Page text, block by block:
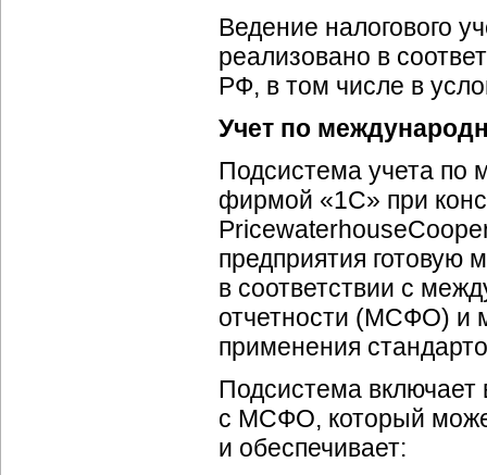
Ведение налогового
реализовано в
РФ, в том числе в
Учет по
Подсистема учета по
фирмой «1С» при
предприятия готовую
в соответствии с
отчетности (МСФО) и
применения
Подсистема включает
с МСФО, который
и обеспечивает: